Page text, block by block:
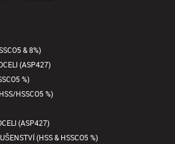
& 8%)
(ASP427)
%)
HSSCO5 %)
(ASP427)
(HSS & HSSCO5 %)